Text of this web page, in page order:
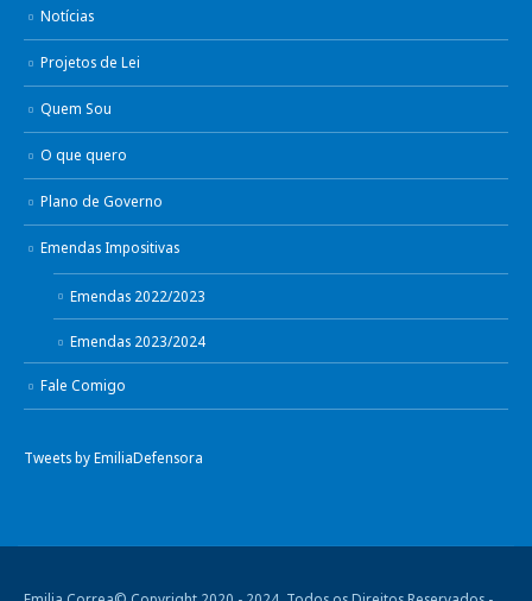
Notícias
Projetos de Lei
Quem Sou
O que quero
Plano de Governo
Emendas Impositivas
Emendas 2022/2023
Emendas 2023/2024
Fale Comigo
Tweets by EmiliaDefensora